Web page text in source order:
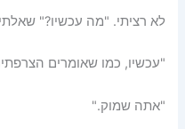
לא רציתי. "מה עכשיו?"
"עכשיו, כמו שאומרים
"אתה שמוק."